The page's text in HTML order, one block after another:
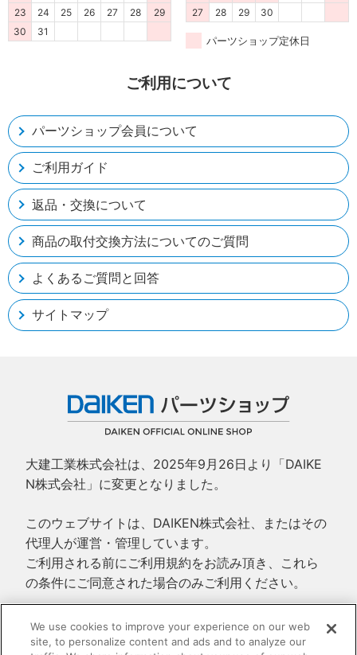
ご利用について
パーツショップ会員について
ご利用ガイド
返品・交換について
商品の取付交換方法についてのご質問
よくあるご質問と回答
サイトマップ
23
24 25 26 27 28
29
30
31
27
28 29 30
パーツショップ定休日
大建工業株式会社は、2025年9月26日より「DAIKE
N株式会社」に変更となりました。
このウェブサイトは、DAIKEN株式会社、またはその
代理人が運営・管理しています。
ご利用される前にご利用規約をお読み頂き、これら
の条件にご同意された場合のみご利用ください。
ご利用規約
プライバシーポリシー
We use cookies to improve your experience on our web
site, to personalize content and ads and to analyze our